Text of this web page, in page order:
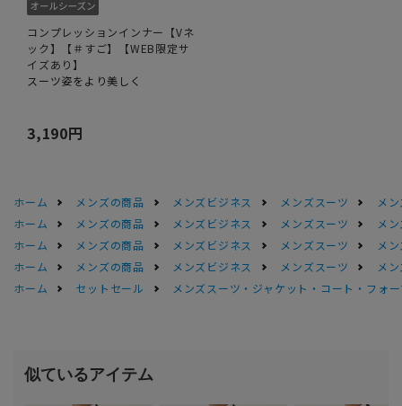
コンプレッションインナー【Vネ
ック】【＃すご】【WEB限定サ
イズあり】
スーツ姿をより美しく
3,190円
ホーム メンズの商品 メンズビジネス メンズスーツ
メ
ホーム
メンズの商品 メンズビジネス メンズスーツ
メ
ホーム
メンズの商品 メンズビジネス メンズスーツ
メ
ホーム
メンズの商品 メンズビジネス メンズスーツ
メ
ホーム
セットセール メンズスーツ・ジャケット・コート・フォ